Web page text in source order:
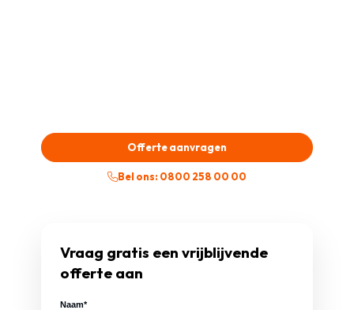
Offerte aanvragen
Bel ons: 0800 258 00 00
Vraag gratis een vrijblijvende
offerte aan
Naam*